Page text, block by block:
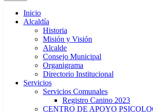
Inicio
Alcaldía
Historia
Misión y Visión
Alcalde
Consejo Municipal
Organigrama
Directorio Institucional
Servicios
Servicios Comunales
Registro Canino 2023
CENTRO DE APOYO